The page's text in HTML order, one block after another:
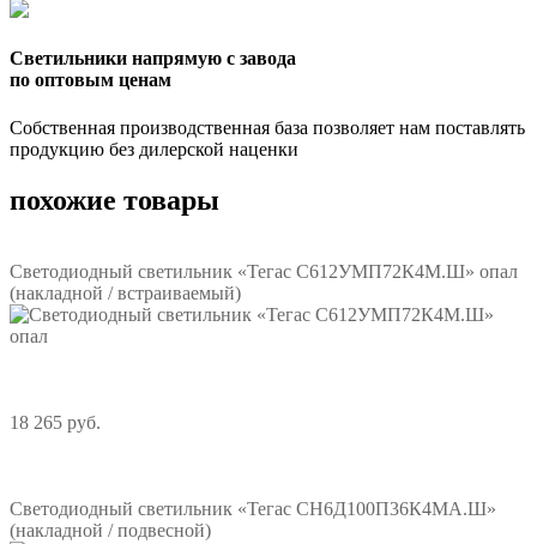
Светильники напрямую с завода
по оптовым ценам
Собственная производственная база позволяет нам поставлять
продукцию без дилерской наценки
похожие товары
Светодиодный светильник «Тегас С612УМП72К4М.Ш» опал
(накладной / встраиваемый)
18 265 руб.
Светодиодный светильник «Тегас СН6Д100П36К4МА.Ш»
(накладной / подвесной)